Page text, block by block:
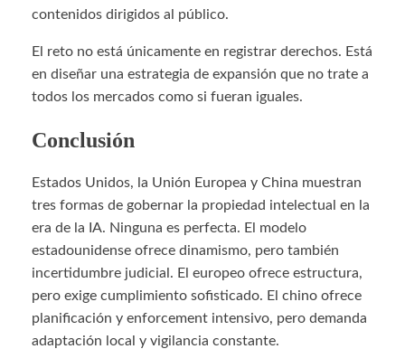
contenidos dirigidos al público.
El reto no está únicamente en registrar derechos. Está
en diseñar una estrategia de expansión que no trate a
todos los mercados como si fueran iguales.
Conclusión
Estados Unidos, la Unión Europea y China muestran
tres formas de gobernar la propiedad intelectual en la
era de la IA. Ninguna es perfecta. El modelo
estadounidense ofrece dinamismo, pero también
incertidumbre judicial. El europeo ofrece estructura,
pero exige cumplimiento sofisticado. El chino ofrece
planificación y enforcement intensivo, pero demanda
adaptación local y vigilancia constante.